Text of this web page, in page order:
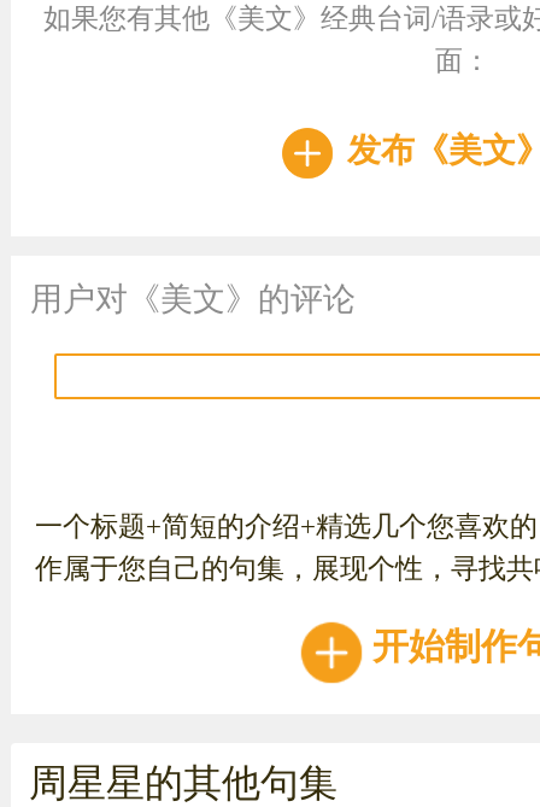
如果您有其他《美文》经典台词/语录或
面：
发布《美文
用户对《美文》的评论
一个标题+简短的介绍+精选几个您喜欢
作属于您自己的句集，展现个性，寻找
开始制作
周星星的其他句集